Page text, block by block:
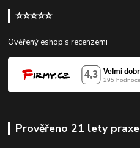
⭐⭐⭐⭐⭐
Ověřený eshop s recenzemi
Prověřeno 21 lety praxe